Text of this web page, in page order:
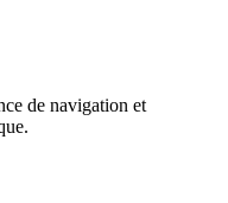
de navigation et